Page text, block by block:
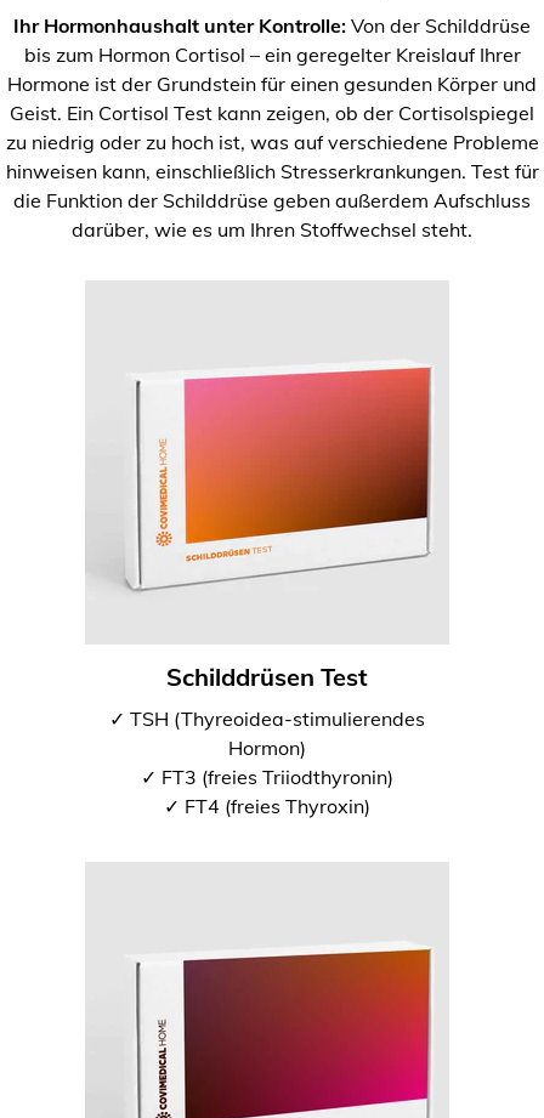
Ihr Hormonhaushalt unter Kontrolle: Von der Schilddrüse
bis zum Hormon Cortisol – ein geregelter Kreislauf Ihrer
Hormone ist der Grundstein für einen gesunden Körper und
Geist. Ein Cortisol Test kann zeigen, ob der Cortisolspiegel
zu niedrig oder zu hoch ist, was auf verschiedene Probleme
hinweisen kann, einschließlich Stresserkrankungen. Test für
die Funktion der Schilddrüse geben außerdem Aufschluss
darüber, wie es um Ihren Stoffwechsel steht.
Schilddrüsen Test
✓ TSH (Thyreoidea-stimulierendes
Hormon)
✓ FT3 (freies Triiodthyronin)
✓ FT4 (freies Thyroxin)